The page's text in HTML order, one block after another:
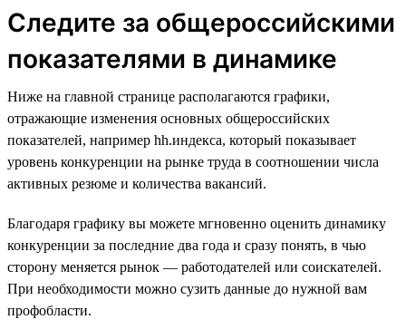
Следите за общероссийскими
показателями в динамике
Ниже на главной странице располагаются графики,
отражающие изменения основных общероссийских
показателей, например hh.индекса, который показывает
уровень конкуренции на рынке труда в соотношении числа
активных резюме и количества вакансий.
Благодаря графику вы можете мгновенно оценить динамику
конкуренции за последние два года и сразу понять, в чью
сторону меняется рынок — работодателей или соискателей.
При необходимости можно сузить данные до нужной вам
профобласти.